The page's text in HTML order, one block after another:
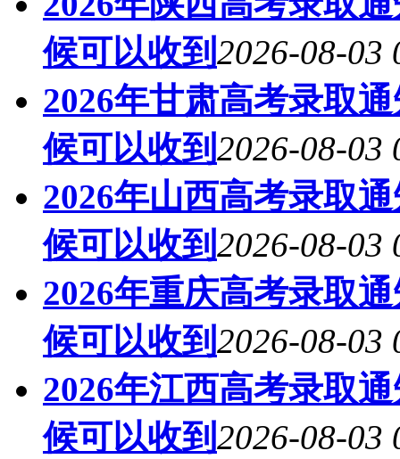
候可以收到 2026-08-03
2026年甘肃高考录取
候可以收到 2026-08-03
2026年山西高考录取
候可以收到 2026-08-03
2026年重庆高考录取
候可以收到 2026-08-03
2026年江西高考录取
候可以收到 2026-08-03